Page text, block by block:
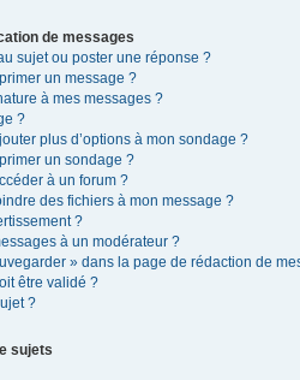
de messages
sujet ou poster une réponse ?
un message ?
à mes messages ?
?
plus d’options à mon sondage ?
un sondage ?
à un forum ?
des fichiers à mon message ?
?
à un modérateur ?
» dans la page de rédaction de
être validé ?
?
sujets